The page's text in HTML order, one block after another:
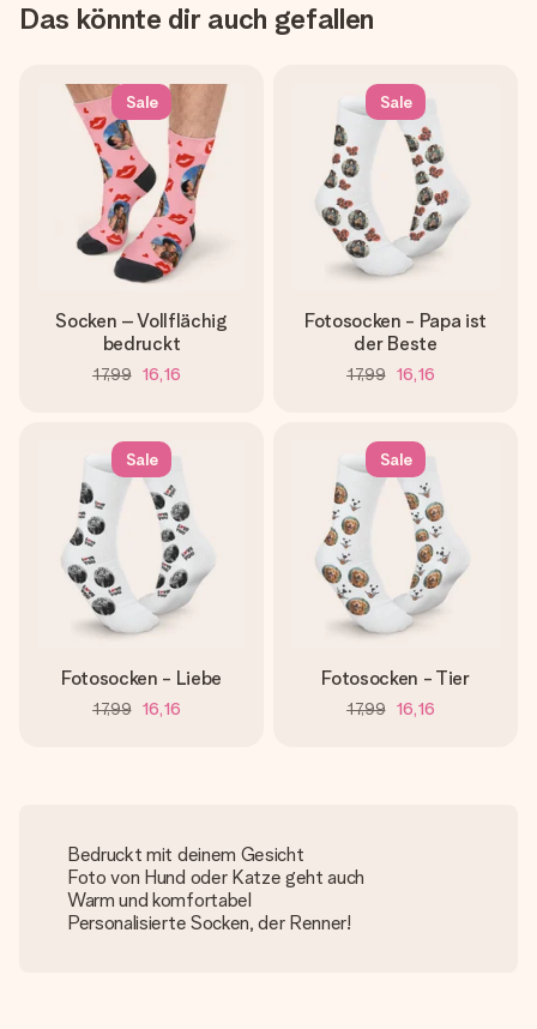
Das könnte dir auch gefallen
Sale
Socken – Vollflächig
bedruckt
17,99 16,16
Sale
Fotosocken - Papa ist
der Beste
17,99 16,16
Sale
Fotosocken - Liebe
17,99 16,16
Sale
Fotosocken - Tier
17,99 16,16
Bedruckt mit deinem Gesicht
Foto von Hund oder Katze geht auch
Warm und komfortabel
Personalisierte Socken, der Renner!